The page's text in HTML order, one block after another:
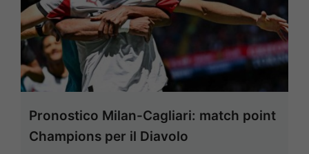
Pronostico Milan-Cagliari: match point
Champions per il Diavolo